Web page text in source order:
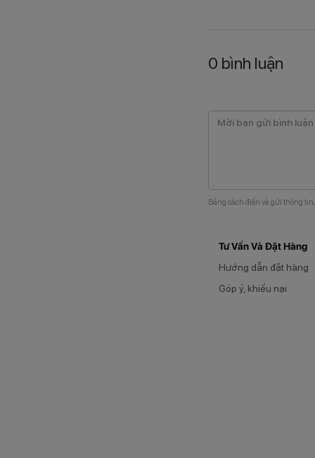
0 bình luận
Bằng cách điền và gửi thông
Tư Vấn Và Đặt Hàng
Hướng dẫn đặt hàng
Góp ý, khiếu nại